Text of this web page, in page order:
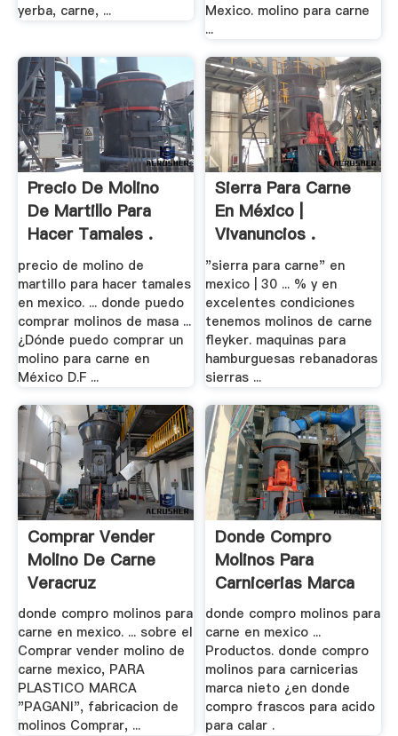
yerba, carne, ...
Mexico. molino para carne
...
Precio De Molino
De Martillo Para
Hacer Tamales .
precio de molino de
martillo para hacer tamales
en mexico. ... donde puedo
comprar molinos de masa ...
¿Dónde puedo comprar un
molino para carne en
México D.F ...
Sierra Para Carne
En México |
Vivanuncios .
"sierra para carne" en
mexico | 30 ... % y en
excelentes condiciones
tenemos molinos de carne
fleyker. maquinas para
hamburguesas rebanadoras
sierras ...
Comprar Vender
Molino De Carne
Veracruz
donde compro molinos para
carne en mexico. ... sobre el
Comprar vender molino de
carne mexico, PARA
PLASTICO MARCA
"PAGANI", fabricacion de
molinos Comprar, ...
Donde Compro
Molinos Para
Carnicerias Marca
Nieto
donde compro molinos para
carne en mexico ...
Productos. donde compro
molinos para carnicerias
marca nieto ¿en donde
compro frascos para acido
para calar .